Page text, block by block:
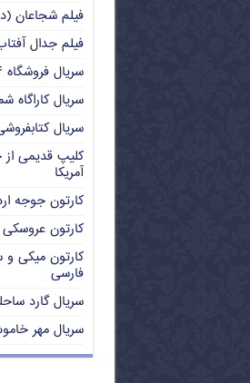
فیلم شجاعان
فیلم جدال
سریال فروشگاه ۱۳۷۴
سریال کاراگاه
سریال کتابفروشی
کلیپ قدیمی از
آمریکا
کارتون جوجه
کارتون
کارتون میکی و
فارسی
سریال گارد ساحلی
سریال مهر خاموش